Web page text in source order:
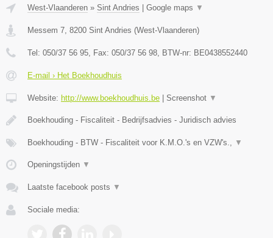
West-Vlaanderen » Sint Andries Google maps ▼
Messem 7 8200 Sint Andries (West-Vlaanderen)
Tel: 050/37 56 95 , Fax: 050/37 56 98 , BTW-nr: BE0438552440
E-mail › Het Boekhoudhuis
Website: http://www.boekhoudhuis.be Screenshot ▼
Boekhouding - Fiscaliteit - Bedrijfsadvies - Juridisch advies
Boekhouding - BTW - Fiscaliteit voor K.M.O.'s en VZW's., ▼
Openingstijden ▼
Laatste facebook posts ▼
Sociale media: